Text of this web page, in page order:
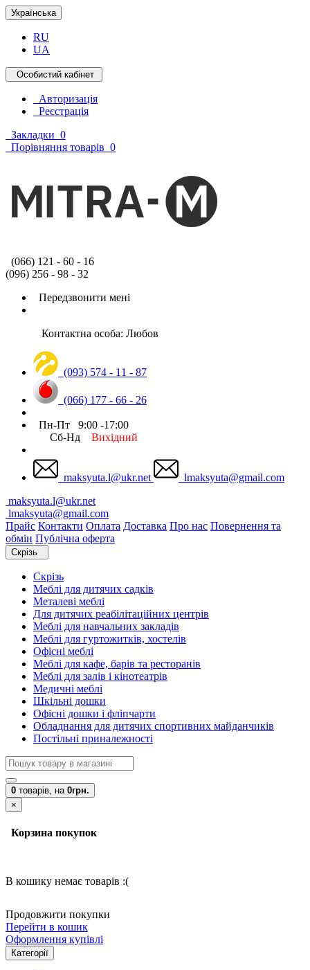
Українська
RU
UA
Особистий кабінет
Авторизація
Реєстрація
Закладки 0
Порівняння товарів 0
(066) 121 - 60 - 16
(096) 256 - 98 - 32
Передзвонити мені
Контактна особа: Любов
(093) 574 - 11 - 87
(066) 177 - 66 - 26
Пн-Пт 9:00 -17:00
Сб-Нд Вихідний
maksyuta.l@ukr.net
lmaksyuta@gmail.com
maksyuta.l@ukr.net
lmaksyuta@gmail.com
Прайс Контакти Оплата Доставка Про нас Повернення та
обмін Публічна оферта
Скрізь
Скрізь
Меблі для дитячих садків
Металеві меблі
Для дитячих реабілітаційних центрів
Меблі для навчальних закладів
Меблі для гуртожитків, хостелів
Офісні меблі
Меблі для кафе, барів та ресторанів
Меблі для залів і кінотеатрів
Медичні меблі
Шкільні дошки
Офісні дошки і фліпчарти
Обладнання для дитячих спортивних майданчиків
Постільні приналежності
0 товарів, на 0грн.
×
Корзина покупок
В кошику немає товарів :(
Продовжити покупки
Перейти в кошик
Оформлення купівлі
Категорії